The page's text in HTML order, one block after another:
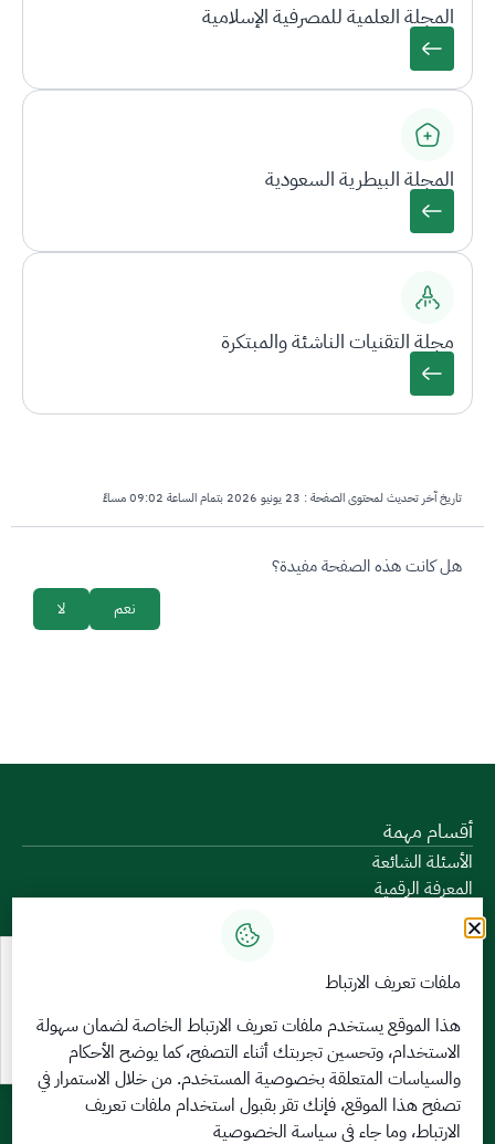
المجلة العلمية للمصرفية الإسلامية
المجلة البيطرية السعودية
مجلة التقنيات الناشئة والمبتكرة
تاريخ آخر تحديث لمحتوى الصفحة : 23 يونيو 2026 بتمام الساعة 09:02 مساءً
survey_v2
هل كانت هذه الصفحة مفيدة؟
لا نعم
أقسام مهمة
الأسئلة الشائعة
المعرفة الرقمية
دليل الخدمات
المشاركة الإلكترونية
البيانات المفتوحة
السياسات واللوائح
تواصل معنا
الخدمات الإلكترونية
بوابة الدخول الموحد
بوابة الزوار
ملفات تعريف الارتباط
هذا الموقع يستخدم ملفات تعريف الارتباط الخاصة لضمان سهولة
الاستخدام، وتحسين تجربتك أثناء التصفح، كما يوضح الأحكام
والسياسات المتعلقةبخصوصية المستخدم. من خلال الاستمرار في
تصفح هذا الموقع، فإنك تقر بقبول استخدام ملفات تعريف
الارتباط، وما جاء في سياسة الخصوصية